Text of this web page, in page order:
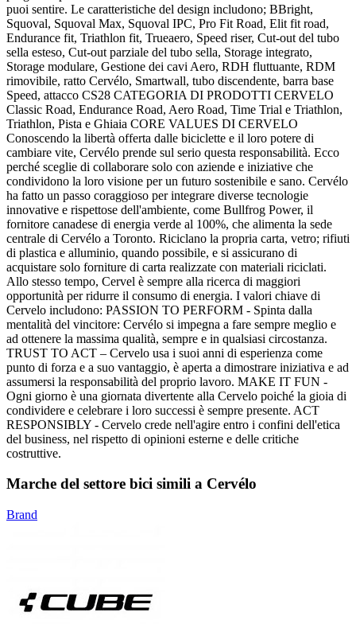
puoi sentire. Le caratteristiche del design includono; BBright,
Squoval, Squoval Max, Squoval IPC, Pro Fit Road, Elit fit road,
Endurance fit, Triathlon fit, Trueaero, Speed ​​riser, Cut-out del tubo
sella esteso, Cut-out parziale del tubo sella, Storage integrato,
Storage modulare, Gestione dei cavi Aero, RDH fluttuante, RDM
rimovibile, ratto Cervélo, Smartwall, tubo discendente, barra base
Speed, attacco CS28 CATEGORIA DI PRODOTTI CERVELO
Classic Road, Endurance Road, Aero Road, Time Trial e Triathlon,
Triathlon, Pista e Ghiaia CORE VALUES DI CERVELO
Conoscendo la libertà offerta dalle biciclette e il loro potere di
cambiare vite, Cervélo prende sul serio questa responsabilità. Ecco
perché sceglie di collaborare solo con aziende e iniziative che
condividono la loro visione per un futuro sostenibile e sano. Cervélo
ha fatto un passo coraggioso per integrare diverse tecnologie
innovative e rispettose dell'ambiente, come Bullfrog Power, il
fornitore canadese di energia verde al 100%, che alimenta la sede
centrale di Cervélo a Toronto. Riciclano la propria carta, vetro; rifiuti
di plastica e alluminio, quando possibile, e si assicurano di
acquistare solo forniture di carta realizzate con materiali riciclati.
Allo stesso tempo, Cervel è sempre alla ricerca di maggiori
opportunità per ridurre il consumo di energia. I valori chiave di
Cervelo includono: PASSION TO PERFORM - Spinta dalla
mentalità del vincitore: Cervélo si impegna a fare sempre meglio e
ad ottenere la massima qualità, sempre e in qualsiasi circostanza.
TRUST TO ACT – Cervelo usa i suoi anni di esperienza come
punto di forza e a suo vantaggio, è aperta a dimostrare iniziativa e ad
assumersi la responsabilità del proprio lavoro. MAKE IT FUN -
Ogni giorno è una giornata divertente alla Cervelo poiché la gioia di
condividere e celebrare i loro successi è sempre presente. ACT
RESPONSIBLY - Cervelo crede nell'agire entro i confini dell'etica
del business, nel rispetto di opinioni esterne e delle critiche
costruttive.
Marche del settore bici simili a Cervélo
Brand